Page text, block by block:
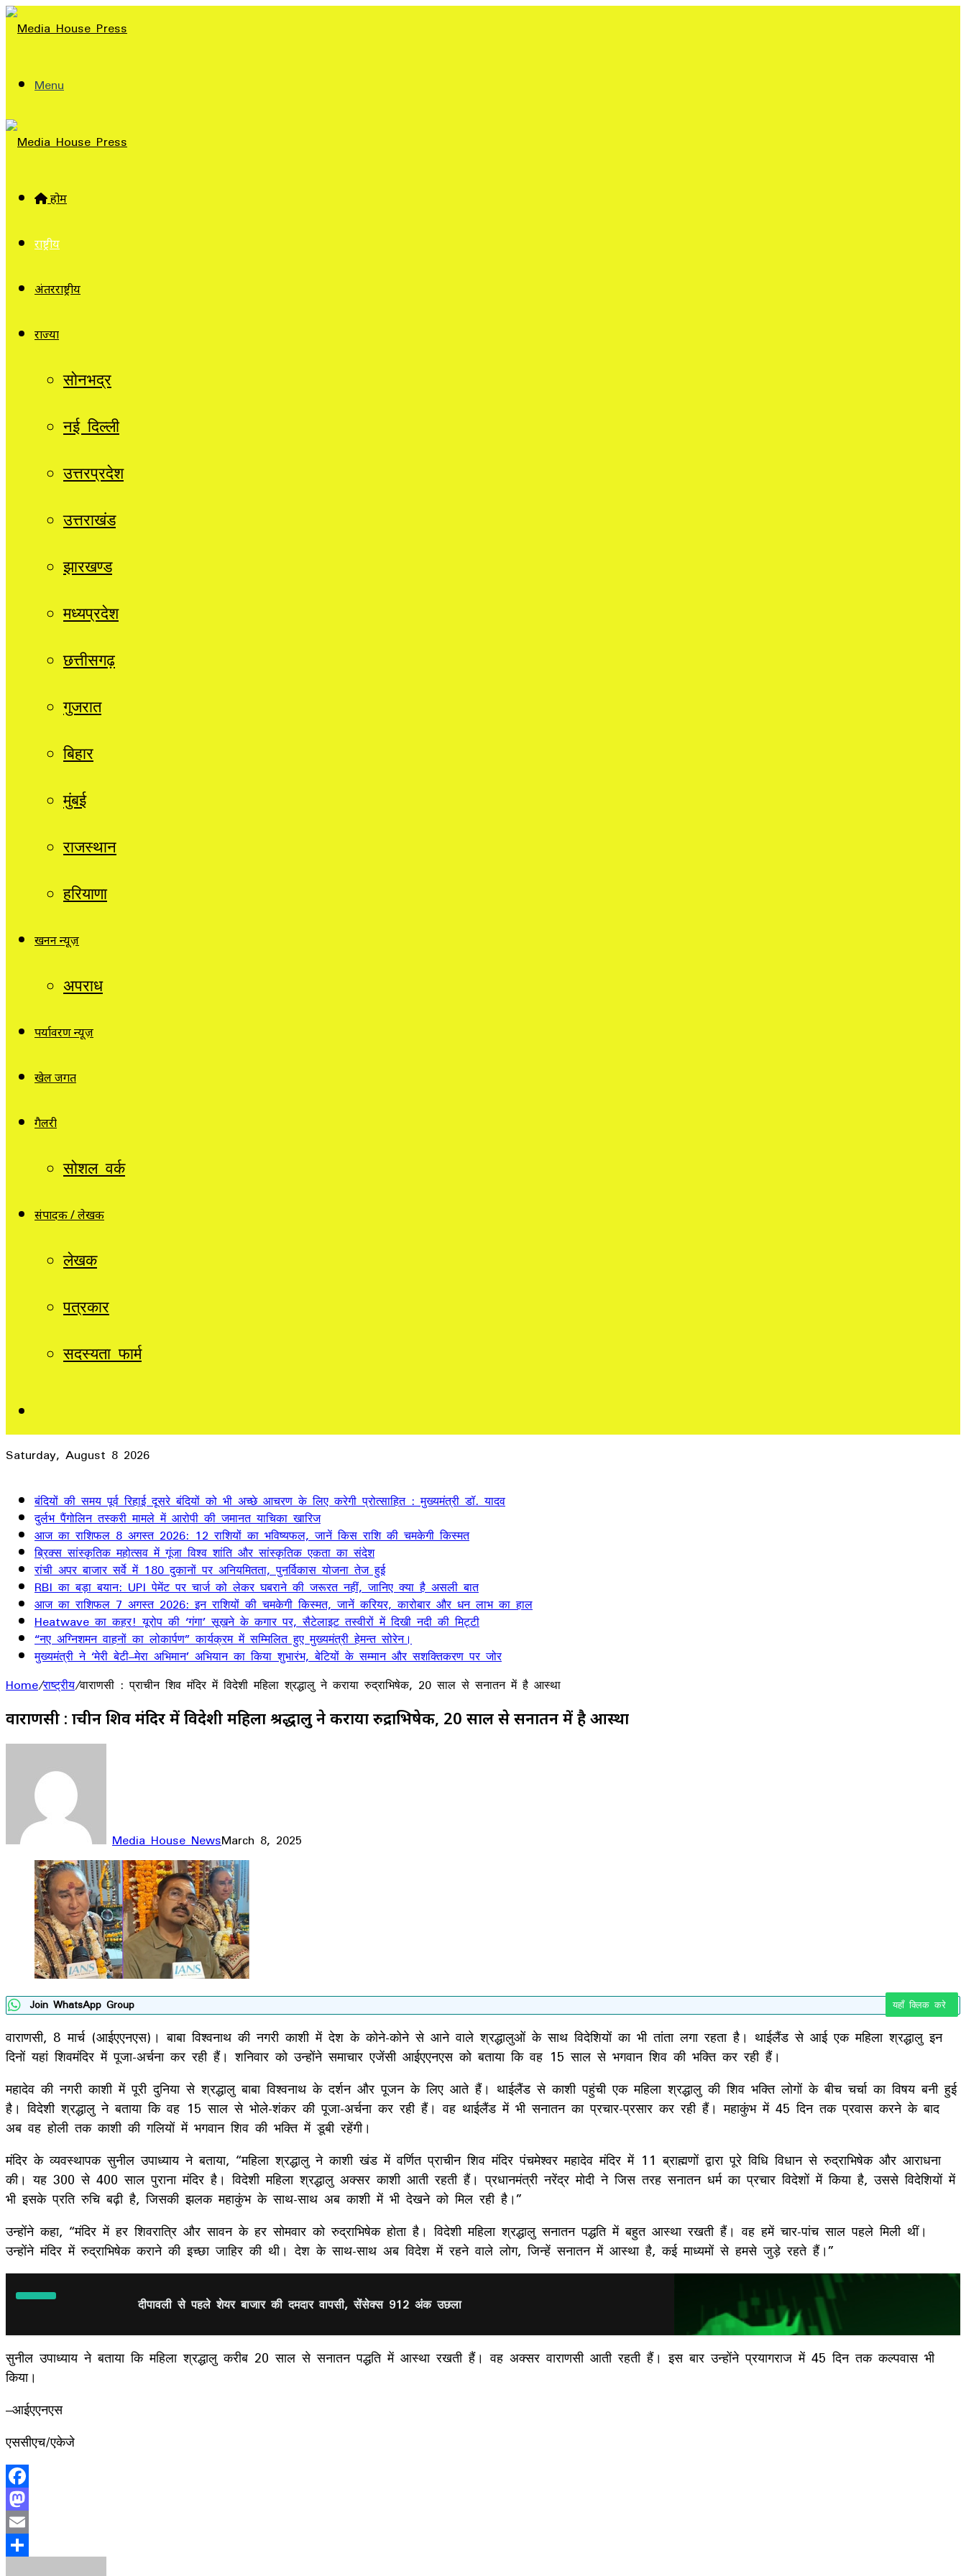
Menu
होम
राष्ट्रीय
अंतरराष्ट्रीय
राज्यों
सोनभद्र
नई दिल्ली
उत्तरप्रदेश
उत्तराखंड
झारखण्ड
मध्यप्रदेश
छत्तीसगढ़
गुजरात
बिहार
मुंबई
राजस्थान
हरियाणा
खनन न्यूज़
अपराध
पर्यावरण न्यूज़
खेल जगत
गैलरी
सोशल वर्क
संपादक / लेखक
लेखक
पत्रकार
सदस्यता फार्म
Saturday, August 8 2026
बंदियों की समय पूर्व रिहाई दूसरे बंदियों को भी अच्छे आचरण के लिए करेगी प्रोत्साहित : मुख्यमंत्री डॉ. यादव
दुर्लभ पैंगोलिन तस्करी मामले में आरोपी की जमानत याचिका खारिज
आज का राशिफल 8 अगस्त 2026: 12 राशियों का भविष्यफल, जानें किस राशि की चमकेगी किस्मत
ब्रिक्स सांस्कृतिक महोत्सव में गूंजा विश्व शांति और सांस्कृतिक एकता का संदेश
रांची अपर बाजार सर्वे में 180 दुकानों पर अनियमितता, पुनर्विकास योजना तेज हुई
RBI का बड़ा बयान: UPI पेमेंट पर चार्ज को लेकर घबराने की जरूरत नहीं, जानिए क्या है असली बात
आज का राशिफल 7 अगस्त 2026: इन राशियों की चमकेगी किस्मत, जानें करियर, कारोबार और धन लाभ का हाल
Heatwave का कहर! यूरोप की ‘गंगा’ सूखने के कगार पर, सैटेलाइट तस्वीरों में दिखी नदी की मिट्टी
“नए अग्निशमन वाहनों का लोकार्पण” कार्यक्रम में सम्मिलित हुए मुख्यमंत्री हेमन्त सोरेन।
मुख्यमंत्री ने ‘मेरी बेटी–मेरा अभिमान’ अभियान का किया शुभारंभ, बेटियों के सम्मान और सशक्तिकरण पर जोर
Home/राष्ट्रीय/वाराणसी : प्राचीन शिव मंदिर में विदेशी महिला श्रद्धालु ने कराया रुद्राभिषेक, 20 साल से सनातन में है आस्था
वाराणसी : प्राचीन शिव मंदिर में विदेशी महिला श्रद्धालु ने कराया रुद्राभिषेक, 20 साल से सनातन में है आस्था
Media House NewsMarch 8, 2025
Facebook
LinkedIn
WhatsApp
Telegram
Join WhatsApp Group यहाँ क्लिक करे
वाराणसी, 8 मार्च (आईएएनएस)। बाबा विश्वनाथ की नगरी काशी में देश के कोने-कोने से आने वाले श्रद्धालुओं के साथ विदेशियों का भी तांता लगा रहता है। थाईलैंड से आई एक महिला श्रद्धालु इन
दिनों यहां शिवमंदिर में पूजा-अर्चना कर रही हैं। शनिवार को उन्होंने समाचार एजेंसी आईएएनएस को बताया कि वह 15 साल से भगवान शिव की भक्ति कर रही हैं।
महादेव की नगरी काशी में पूरी दुनिया से श्रद्धालु बाबा विश्वनाथ के दर्शन और पूजन के लिए आते हैं। थाईलैंड से काशी पहुंची एक महिला श्रद्धालु की शिव भक्ति लोगों के बीच चर्चा का विषय बनी हुई
है। विदेशी श्रद्धालु ने बताया कि वह 15 साल से भोले-शंकर की पूजा-अर्चना कर रही हैं। वह थाईलैंड में भी सनातन का प्रचार-प्रसार कर रही हैं। महाकुंभ में 45 दिन तक प्रवास करने के बाद
अब वह होली तक काशी की गलियों में भगवान शिव की भक्ति में डूबी रहेंगी।
मंदिर के व्यवस्थापक सुनील उपाध्याय ने बताया, “महिला श्रद्धालु ने काशी खंड में वर्णित प्राचीन शिव मंदिर पंचमेश्वर महादेव मंदिर में 11 ब्राह्मणों द्वारा पूरे विधि विधान से रुद्राभिषेक और आराधना
की। यह 300 से 400 साल पुराना मंदिर है। विदेशी महिला श्रद्धालु अक्सर काशी आती रहती हैं। प्रधानमंत्री नरेंद्र मोदी ने जिस तरह सनातन धर्म का प्रचार विदेशों में किया है, उससे विदेशियों में
भी इसके प्रति रुचि बढ़ी है, जिसकी झलक महाकुंभ के साथ-साथ अब काशी में भी देखने को मिल रही है।”
उन्होंने कहा, “मंदिर में हर शिवरात्रि और सावन के हर सोमवार को रुद्राभिषेक होता है। विदेशी महिला श्रद्धालु सनातन पद्धति में बहुत आस्था रखती हैं। वह हमें चार-पांच साल पहले मिली थीं।
उन्होंने मंदिर में रुद्राभिषेक कराने की इच्छा जाहिर की थी। देश के साथ-साथ अब विदेश में रहने वाले लोग, जिन्हें सनातन में आस्था है, कई माध्यमों से हमसे जुड़े रहते हैं।”
दीपावली से पहले शेयर बाजार की दमदार वापसी, सेंसेक्स 912 अंक उछला
सुनील उपाध्याय ने बताया कि महिला श्रद्धालु करीब 20 साल से सनातन पद्धति में आस्था रखती हैं। वह अक्सर वाराणसी आती रहती हैं। इस बार उन्होंने प्रयागराज में 45 दिन तक कल्पवास भी
किया।
–आईएएनएस
एससीएच/एकेजे
Facebook
Mastodon
Email